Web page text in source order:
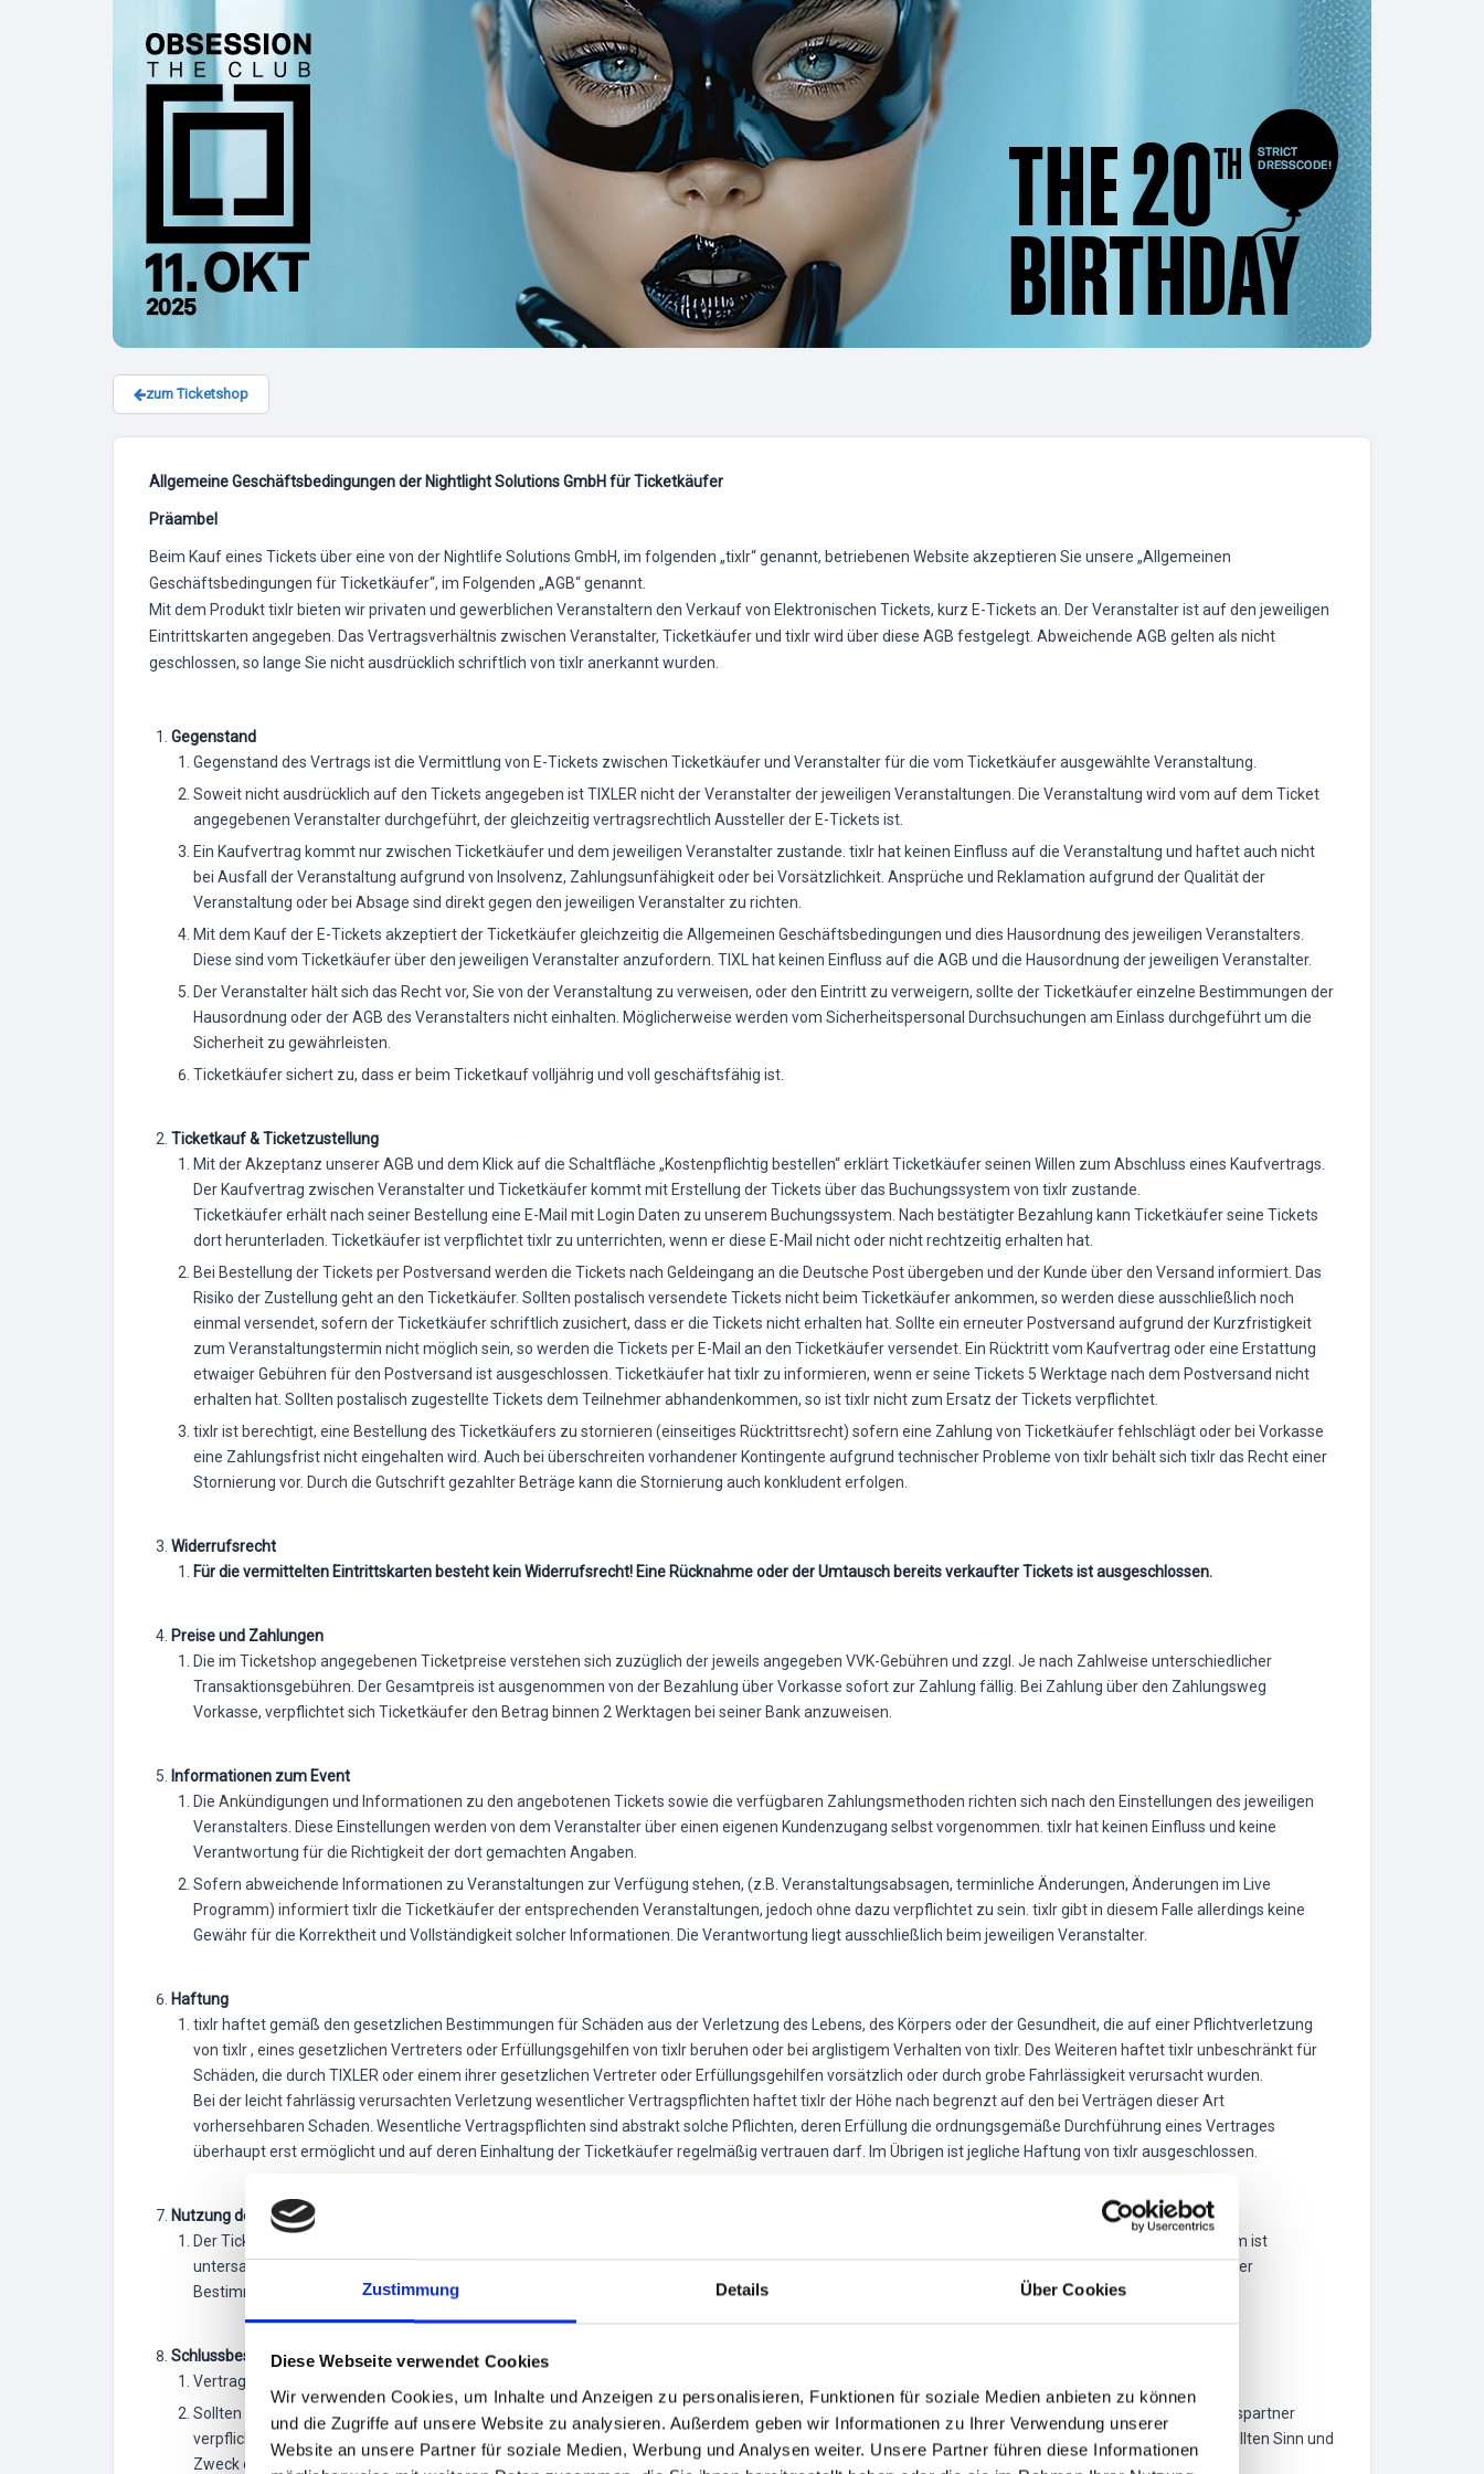
Zustimmung Details Über Cookies
Diese Webseite verwendet Cookies
Wir verwenden Cookies, um Inhalte und Anzeigen zu personalisieren, Funktionen für soziale Medien anbieten zu können
und die Zugriffe auf unsere Website zu analysieren. Außerdem geben wir Informationen zu Ihrer Verwendung unserer
Website an unsere Partner für soziale Medien, Werbung und Analysen weiter. Unsere Partner führen diese Informationen
zum Ticketshop
Allgemeine Geschäftsbedingungen der Nightlight Solutions GmbH für Ticketkäufer
Präambel
Beim Kauf eines Tickets über eine von der Nightlife Solutions GmbH, im folgenden „tixlr“ genannt, betriebenen Website akzeptieren Sie unsere „Allgemeinen
Geschäftsbedingungen für Ticketkäufer“, im Folgenden „AGB“ genannt.
Mit dem Produkt tixlr bieten wir privaten und gewerblichen Veranstaltern den Verkauf von Elektronischen Tickets, kurz E-Tickets an. Der Veranstalter ist auf den jeweiligen
Eintrittskarten angegeben. Das Vertragsverhältnis zwischen Veranstalter, Ticketkäufer und tixlr wird über diese AGB festgelegt. Abweichende AGB gelten als nicht
geschlossen, so lange Sie nicht ausdrücklich schriftlich von tixlr anerkannt wurden.
Gegenstand
Gegenstand des Vertrags ist die Vermittlung von E-Tickets zwischen Ticketkäufer und Veranstalter für die vom Ticketkäufer ausgewählte Veranstaltung.
Soweit nicht ausdrücklich auf den Tickets angegeben ist TIXLER nicht der Veranstalter der jeweiligen Veranstaltungen. Die Veranstaltung wird vom auf dem Ticket
angegebenen Veranstalter durchgeführt, der gleichzeitig vertragsrechtlich Aussteller der E-Tickets ist.
Ein Kaufvertrag kommt nur zwischen Ticketkäufer und dem jeweiligen Veranstalter zustande. tixlr hat keinen Einfluss auf die Veranstaltung und haftet auch nicht
bei Ausfall der Veranstaltung aufgrund von Insolvenz, Zahlungsunfähigkeit oder bei Vorsätzlichkeit. Ansprüche und Reklamation aufgrund der Qualität der
Veranstaltung oder bei Absage sind direkt gegen den jeweiligen Veranstalter zu richten.
Mit dem Kauf der E-Tickets akzeptiert der Ticketkäufer gleichzeitig die Allgemeinen Geschäftsbedingungen und dies Hausordnung des jeweiligen Veranstalters.
Diese sind vom Ticketkäufer über den jeweiligen Veranstalter anzufordern. TIXL hat keinen Einfluss auf die AGB und die Hausordnung der jeweiligen Veranstalter.
Der Veranstalter hält sich das Recht vor, Sie von der Veranstaltung zu verweisen, oder den Eintritt zu verweigern, sollte der Ticketkäufer einzelne Bestimmungen der
Hausordnung oder der AGB des Veranstalters nicht einhalten. Möglicherweise werden vom Sicherheitspersonal Durchsuchungen am Einlass durchgeführt um die
Sicherheit zu gewährleisten.
Ticketkäufer sichert zu, dass er beim Ticketkauf volljährig und voll geschäftsfähig ist.
Ticketkauf & Ticketzustellung
Mit der Akzeptanz unserer AGB und dem Klick auf die Schaltfläche „Kostenpflichtig bestellen“ erklärt Ticketkäufer seinen Willen zum Abschluss eines Kaufvertrags.
Der Kaufvertrag zwischen Veranstalter und Ticketkäufer kommt mit Erstellung der Tickets über das Buchungssystem von tixlr zustande.
Ticketkäufer erhält nach seiner Bestellung eine E-Mail mit Login Daten zu unserem Buchungssystem. Nach bestätigter Bezahlung kann Ticketkäufer seine Tickets
dort herunterladen. Ticketkäufer ist verpflichtet tixlr zu unterrichten, wenn er diese E-Mail nicht oder nicht rechtzeitig erhalten hat.
Bei Bestellung der Tickets per Postversand werden die Tickets nach Geldeingang an die Deutsche Post übergeben und der Kunde über den Versand informiert. Das
Risiko der Zustellung geht an den Ticketkäufer. Sollten postalisch versendete Tickets nicht beim Ticketkäufer ankommen, so werden diese ausschließlich noch
einmal versendet, sofern der Ticketkäufer schriftlich zusichert, dass er die Tickets nicht erhalten hat. Sollte ein erneuter Postversand aufgrund der Kurzfristigkeit
zum Veranstaltungstermin nicht möglich sein, so werden die Tickets per E-Mail an den Ticketkäufer versendet. Ein Rücktritt vom Kaufvertrag oder eine Erstattung
etwaiger Gebühren für den Postversand ist ausgeschlossen. Ticketkäufer hat tixlr zu informieren, wenn er seine Tickets 5 Werktage nach dem Postversand nicht
erhalten hat. Sollten postalisch zugestellte Tickets dem Teilnehmer abhandenkommen, so ist tixlr nicht zum Ersatz der Tickets verpflichtet.
tixlr ist berechtigt, eine Bestellung des Ticketkäufers zu stornieren (einseitiges Rücktrittsrecht) sofern eine Zahlung von Ticketkäufer fehlschlägt oder bei Vorkasse
eine Zahlungsfrist nicht eingehalten wird. Auch bei überschreiten vorhandener Kontingente aufgrund technischer Probleme von tixlr behält sich tixlr das Recht einer
Stornierung vor. Durch die Gutschrift gezahlter Beträge kann die Stornierung auch konkludent erfolgen.
Widerrufsrecht
Für die vermittelten Eintrittskarten besteht kein Widerrufsrecht! Eine Rücknahme oder der Umtausch bereits verkaufter Tickets ist ausgeschlossen.
Preise und Zahlungen
Die im Ticketshop angegebenen Ticketpreise verstehen sich zuzüglich der jeweils angegeben VVK-Gebühren und zzgl. Je nach Zahlweise unterschiedlicher
Transaktionsgebühren. Der Gesamtpreis ist ausgenommen von der Bezahlung über Vorkasse sofort zur Zahlung fällig. Bei Zahlung über den Zahlungsweg
Vorkasse, verpflichtet sich Ticketkäufer den Betrag binnen 2 Werktagen bei seiner Bank anzuweisen.
Informationen zum Event
Die Ankündigungen und Informationen zu den angebotenen Tickets sowie die verfügbaren Zahlungsmethoden richten sich nach den Einstellungen des jeweiligen
Veranstalters. Diese Einstellungen werden von dem Veranstalter über einen eigenen Kundenzugang selbst vorgenommen. tixlr hat keinen Einfluss und keine
Verantwortung für die Richtigkeit der dort gemachten Angaben.
Sofern abweichende Informationen zu Veranstaltungen zur Verfügung stehen, (z.B. Veranstaltungsabsagen, terminliche Änderungen, Änderungen im Live
Programm) informiert tixlr die Ticketkäufer der entsprechenden Veranstaltungen, jedoch ohne dazu verpflichtet zu sein. tixlr gibt in diesem Falle allerdings keine
Gewähr für die Korrektheit und Vollständigkeit solcher Informationen. Die Verantwortung liegt ausschließlich beim jeweiligen Veranstalter.
Haftung
tixlr haftet gemäß den gesetzlichen Bestimmungen für Schäden aus der Verletzung des Lebens, des Körpers oder der Gesundheit, die auf einer Pflichtverletzung
von tixlr , eines gesetzlichen Vertreters oder Erfüllungsgehilfen von tixlr beruhen oder bei arglistigem Verhalten von tixlr. Des Weiteren haftet tixlr unbeschränkt für
Schäden, die durch TIXLER oder einem ihrer gesetzlichen Vertreter oder Erfüllungsgehilfen vorsätzlich oder durch grobe Fahrlässigkeit verursacht wurden.
Bei der leicht fahrlässig verursachten Verletzung wesentlicher Vertragspflichten haftet tixlr der Höhe nach begrenzt auf den bei Verträgen dieser Art
vorhersehbaren Schaden. Wesentliche Vertragspflichten sind abstrakt solche Pflichten, deren Erfüllung die ordnungsgemäße Durchführung eines Vertrages
überhaupt erst ermöglicht und auf deren Einhaltung der Ticketkäufer regelmäßig vertrauen darf. Im Übrigen ist jegliche Haftung von tixlr ausgeschlossen.
Nutzung des Ticketshops
Der Ticketshop und die damit verbundene Internetseite sind zum Kauf von Eintrittskarten bestimmt. Die Nutzung des Ticketshops in einer anderen Form ist
untersagt. Der Ticketshop tixlr und die damit verbundene Internetseite genießen Schutz gemäß dem Urheberrechtsgesetz und ggf. anderer gesetzlicher
Bestimmungen. Sowohl der Inhalt als auch die Software sind Eigentum von tixlr.
Schlussbestimmungen
Vertragssprache ist Deutsch.
Sollten einzelne Regelungen dieser AGB unwirksam sein oder werden, wird dadurch die Wirksamkeit der übrigen Regelungen nicht berührt. Die Vertragspartner
verpflichten sich, eine unwirksame Regelung durch eine solche wirksame Regelung zu ersetzen, die in ihrem Regelungsgehalt dem wirtschaftlich gewollten Sinn und
Zweck der unwirksamen Regelung möglichst nahe kommt. Das gilt im gleichen Maße bei Regelungslücken.